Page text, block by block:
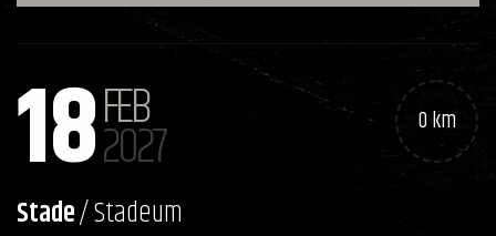
18FEB
2027 0 km
Stade/ Stadeum